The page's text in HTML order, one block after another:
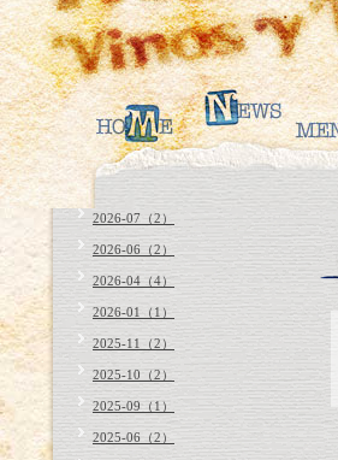
2026-07（2）
2026-06（2）
2026-04（4）
2026-01（1）
2025-11（2）
2025-10（2）
2025-09（1）
2025-06（2）